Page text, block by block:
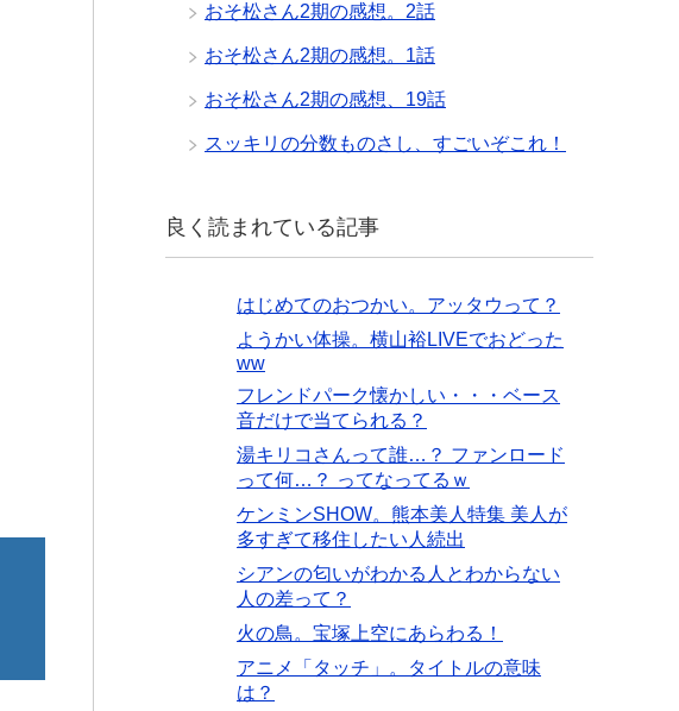
おそ松さん2期の感想。2話
おそ松さん2期の感想。1話
おそ松さん2期の感想、19話
スッキリの分数ものさし、すごいぞこれ！
良く読まれている記事
はじめてのおつかい。アッタウって？
ようかい体操。横山裕LIVEでおどった
ww
フレンドパーク懐かしい・・・ベース
音だけで当てられる？
湯キリコさんって誰…？ ファンロード
って何…？ ってなってるｗ
ケンミンSHOW。熊本美人特集 美人が
多すぎて移住したい人続出
シアンの匂いがわかる人とわからない
人の差って？
火の鳥。宝塚上空にあらわる！
アニメ「タッチ」。タイトルの意味
は？